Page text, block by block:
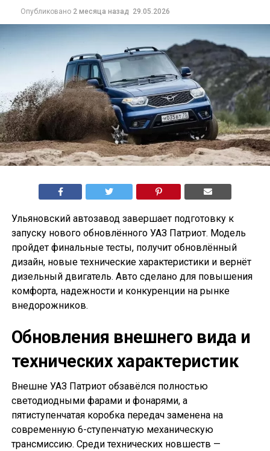
Опубликовано 2 месяца назад 29.05.2026
Ульяновский автозавод завершает подготовку к
запуску нового обновлённого УАЗ Патриот. Модель
пройдет финальные тесты, получит обновлённый
дизайн, новые технические характеристики и вернёт
дизельный двигатель. Авто сделано для повышения
комфорта, надежности и конкуренции на рынке
внедорожников.
Обновления внешнего вида и
технических характеристик
Внешне УАЗ Патриот обзавёлся полностью
светодиодными фарами и фонарями, а
пятиступенчатая коробка передач заменена на
современную 6-ступенчатую механическую
трансмиссию. Среди технических новшеств —